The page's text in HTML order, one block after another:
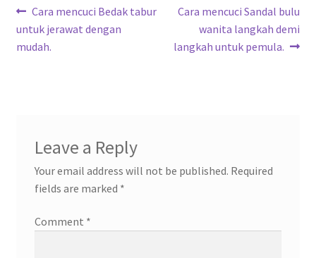
Post
navigation
Previous
post:
Cara mencuci Bedak tabur
untuk jerawat dengan
mudah.
Next
post:
Cara mencuci Sandal bulu
wanita langkah demi
langkah untuk pemula.
Leave a Reply
Your email address will not be published. Required
fields are marked *
Comment *